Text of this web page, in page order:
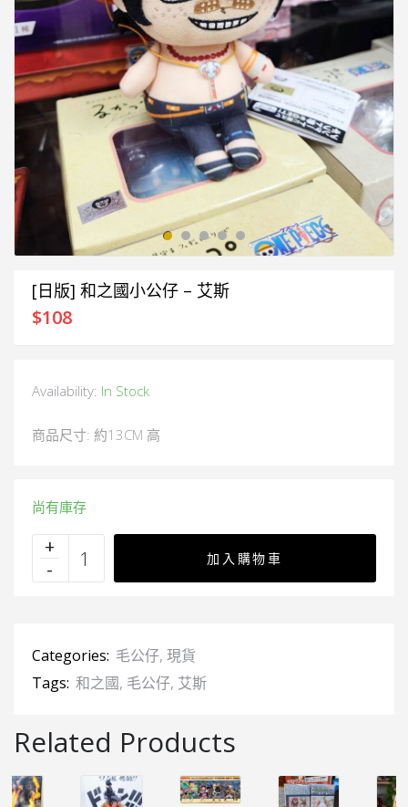
[日版] 和之國小公仔 – 艾斯
$108
Availability: In Stock
商品尺寸: 約13CM 高
尚有庫存
加入購物車
Categories: 毛公仔, 現貨
Tags: 和之國, 毛公仔, 艾斯
Related Products